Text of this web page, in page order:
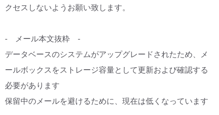
クセスしないようお願い致します。
- メール本文抜粋 -
データベースのシステムがアップグレードされたため、メ
ールボックスをストレージ容量として更新および確認する
必要があります
保留中のメールを避けるために、現在は低くなっています